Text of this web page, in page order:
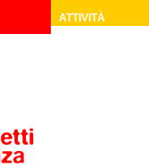
ATTIVITÀ